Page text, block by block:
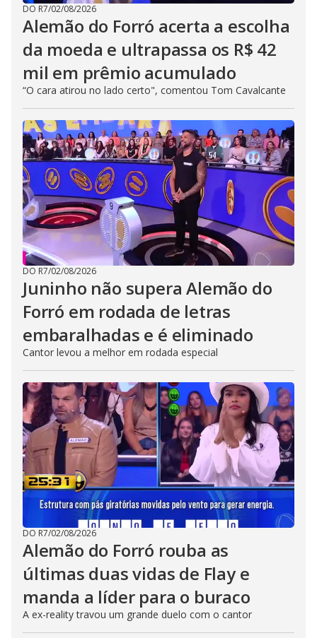
DO R7/02/08/2026
Alemão do Forró acerta a escolha
da moeda e ultrapassa os R$ 42
mil em prêmio acumulado
“O cara atirou no lado certo", comentou Tom Cavalcante
DO R7/02/08/2026
Juninho não supera Alemão do
Forró em rodada de letras
embaralhadas e é eliminado
Cantor levou a melhor em rodada especial
DO R7/02/08/2026
Alemão do Forró rouba as
últimas duas vidas de Flay e
manda a líder para o buraco
A ex-reality travou um grande duelo com o cantor